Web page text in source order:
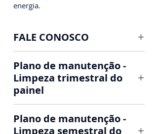
energia.
FALE CONOSCO
Painéis Solares Fotovoltaicos
Nossa limpeza, sua economia!
📱AGENDE SEU HORÁRIO ⤵️
WHATSAPP: (31) 97329-5479
Plano de manutenção -
Limpeza trimestral do
painel
solar
Plano de manutenção -
Limpeza semestral do